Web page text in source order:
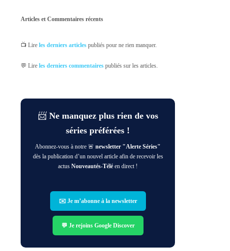
Articles et Commentaires récents
📺 Lireles derniers articles publiés pour ne rien manquer.
💬 Lireles derniers commentaires publiés sur les articles.
📨 Ne manquez plus rien de vos
séries préférées !
Abonnez-vous à notre 🚨newsletter "Alerte Séries"
dès la publication d’un nouvel article afin de recevoir les
actusNouveautés-Télé en direct !
✉️ Je m’abonne à la newsletter
💬 Je rejoins Google Discover